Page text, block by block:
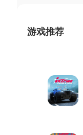
游戏推荐